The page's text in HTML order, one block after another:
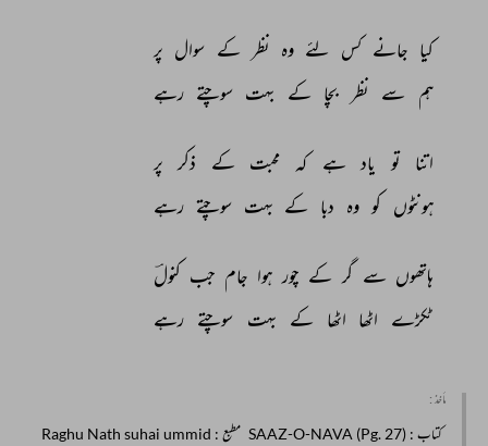
کیا جانے کس لئے وہ نظر کے سوال پر
ہم سے نظر بچا کے بہت سوچتے رہے
اتنا تو یاد ہے کہ محبت کے ذکر پر
ہونٹوں کو وہ دبا کے بہت سوچتے رہے
ہاتھوں سے گر کے چور ہوا جام جب کنولؔ
ٹکڑے اٹھا اٹھا کے بہت سوچتے رہے
مأخذ :
کتاب : SAAZ-O-NAVA (Pg. 27) مطبع : Raghu Nath suhai ummid